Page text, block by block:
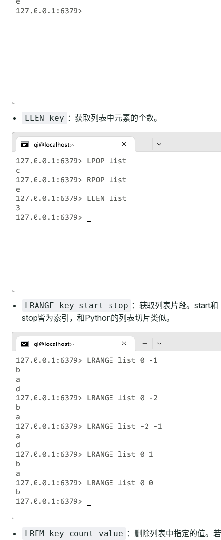
LLEN key ：获取列表中元素的个数。
LRANGE key start stop ：获取列表片段。start和
stop皆为索引，和Python的列表切片类似。
LREM key count value ：删除列表中指定的值。若